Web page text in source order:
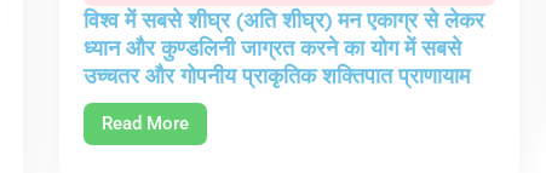
विश्व में सबसे शीघ्र (अति शीघ्र) मन एकाग्र से लेकर
ध्यान और कुण्डलिनी जाग्रत करने का योग में सबसे
उच्चतर और गोपनीय प्राकृतिक शक्तिपात प्राणायाम
Read More